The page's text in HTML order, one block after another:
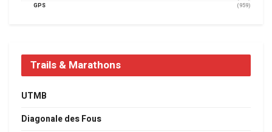
GPS
(959)
Trails & Marathons
UTMB
Diagonale des Fous